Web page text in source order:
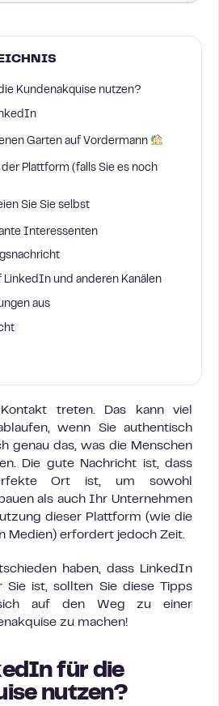
Kundenakquise nutzen?
Garten auf Vordermann
der Plattform (falls Sie es noch
Sie Sie selbst
Interessenten
LinkedIn und anderen Kanälen
aus
treten. Das kann viel
wenn Sie authentisch
genau das, was die Menschen
Die gute Nachricht ist, dass
Ort ist, um sowohl
als auch Ihr Unternehmen
dieser Plattform (wie die
Medien) erfordert jedoch Zeit.
haben, dass LinkedIn
ist, sollten Sie diese Tipps
auf den Weg zu einer
zu machen!
für die
nutzen?